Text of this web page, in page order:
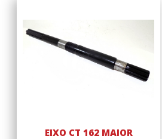
EIXO CT 162 MAIOR